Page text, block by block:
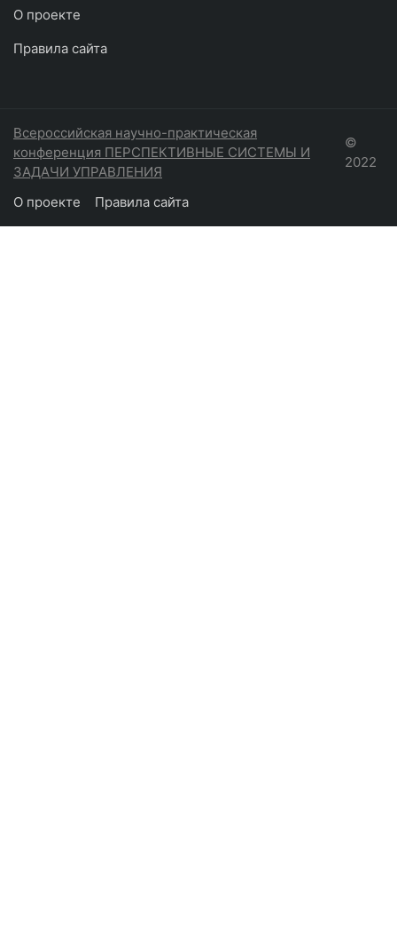
О проекте
Правила сайта
Всероссийская научно-практическая
конференция ПЕРСПЕКТИВНЫЕ СИСТЕМЫ И
ЗАДАЧИ УПРАВЛЕНИЯ
©
2022
О проекте Правила сайта